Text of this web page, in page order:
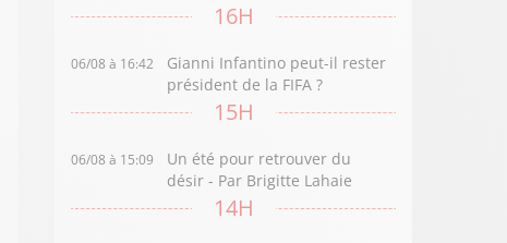
16H
06/08 à 16:42
Gianni Infantino peut-il rester
président de la FIFA ?
15H
06/08 à 15:09
Un été pour retrouver du
désir - Par Brigitte Lahaie
14H